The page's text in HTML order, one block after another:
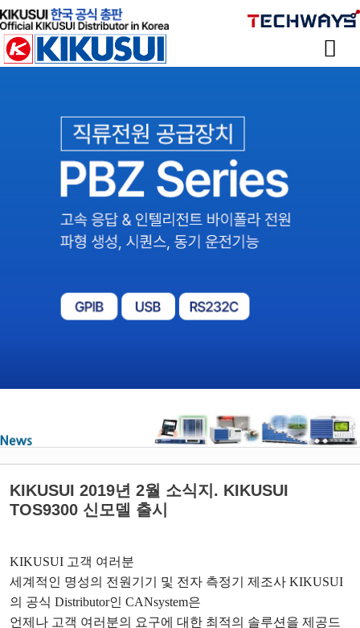
KIKUSUI 2019년 2월 소식지. KIKUSUI
TOS9300 신모델 출시
KIKUSUI 고객 여러분
세계적인 명성의 전원기기 및 전자 측정기 제조사 KIKUSUI
의 공식 Distributor인 CANsystem은
언제나 고객 여러분의 요구에 대한 최적의 솔루션을 제공드